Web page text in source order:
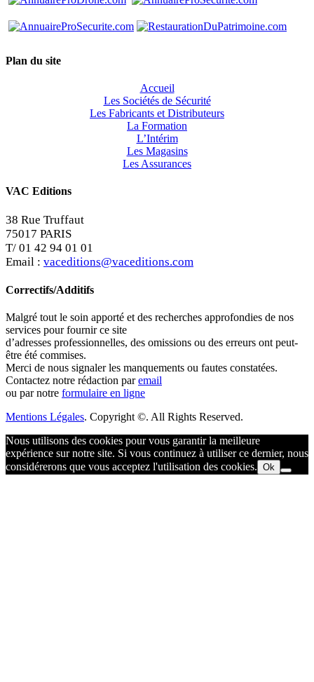
Plan du site
Accueil
Les Sociétés de Sécurité
Les Fabricants et Distributeurs
La Formation
L’Intérim
Les Magasins
Les Assurances
VAC Editions
38 Rue Truffaut
75017 PARIS
T/ 01 42 94 01 01
Email : vaceditions@vaceditions.com
Correctifs/Additifs
Malgré tout le soin apporté et des recherches approfondies de nos
services pour fournir ce site
d’adresses professionnelles, des omissions ou des erreurs ont peut-
être été commises.
Merci de nous signaler les manquements ou fautes constatées.
Contactez notre rédaction paremail
ou par notre formulaire en ligne
Mentions Légales. Copyright ©. All Rights Reserved.
Nous utilisons des cookies pour vous garantir la meilleure
expérience sur notre site. Si vous continuez à utiliser ce dernier, nous
considérerons que vous acceptez l'utilisation des cookies. Ok